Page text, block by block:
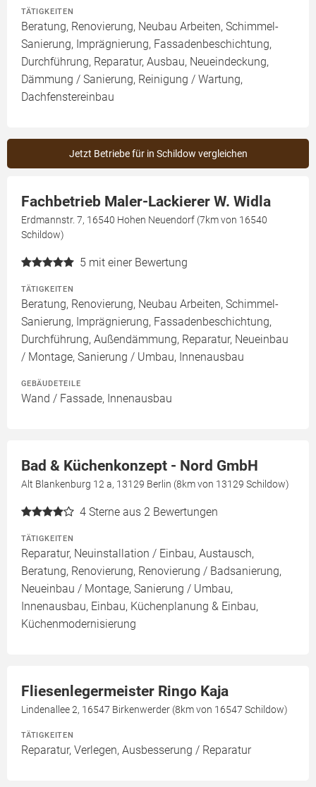
TÄTIGKEITEN
Beratung, Renovierung, Neubau Arbeiten, Schimmel-
Sanierung, Imprägnierung, Fassadenbeschichtung,
Durchführung, Reparatur, Ausbau, Neueindeckung,
Dämmung / Sanierung, Reinigung / Wartung,
Dachfenstereinbau
Jetzt Betriebe für in Schildow vergleichen
Fachbetrieb Maler-Lackierer W. Widla
Erdmannstr. 7, 16540 Hohen Neuendorf (7km von 16540
Schildow)
5 mit einer Bewertung
TÄTIGKEITEN
Beratung, Renovierung, Neubau Arbeiten, Schimmel-
Sanierung, Imprägnierung, Fassadenbeschichtung,
Durchführung, Außendämmung, Reparatur, Neueinbau
/ Montage, Sanierung / Umbau, Innenausbau
GEBÄUDETEILE
Wand / Fassade, Innenausbau
Bad & Küchenkonzept - Nord GmbH
Alt Blankenburg 12 a, 13129 Berlin (8km von 13129 Schildow)
4 Sterne aus 2 Bewertungen
TÄTIGKEITEN
Reparatur, Neuinstallation / Einbau, Austausch,
Beratung, Renovierung, Renovierung / Badsanierung,
Neueinbau / Montage, Sanierung / Umbau,
Innenausbau, Einbau, Küchenplanung & Einbau,
Küchenmodernisierung
Fliesenlegermeister Ringo Kaja
Lindenallee 2, 16547 Birkenwerder (8km von 16547 Schildow)
TÄTIGKEITEN
Reparatur, Verlegen, Ausbesserung / Reparatur